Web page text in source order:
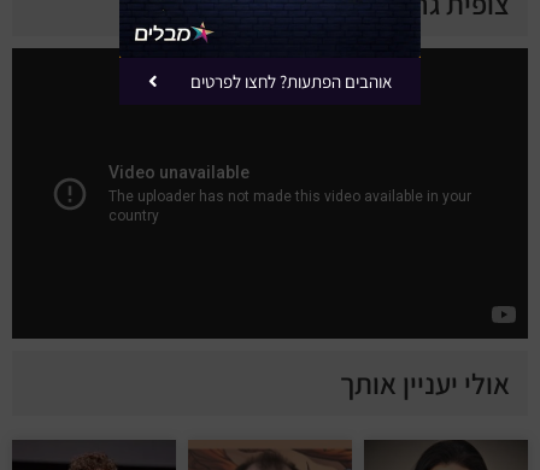
אולי יעניין אותך
אוהבים הפתעות? לחצו לפרטים